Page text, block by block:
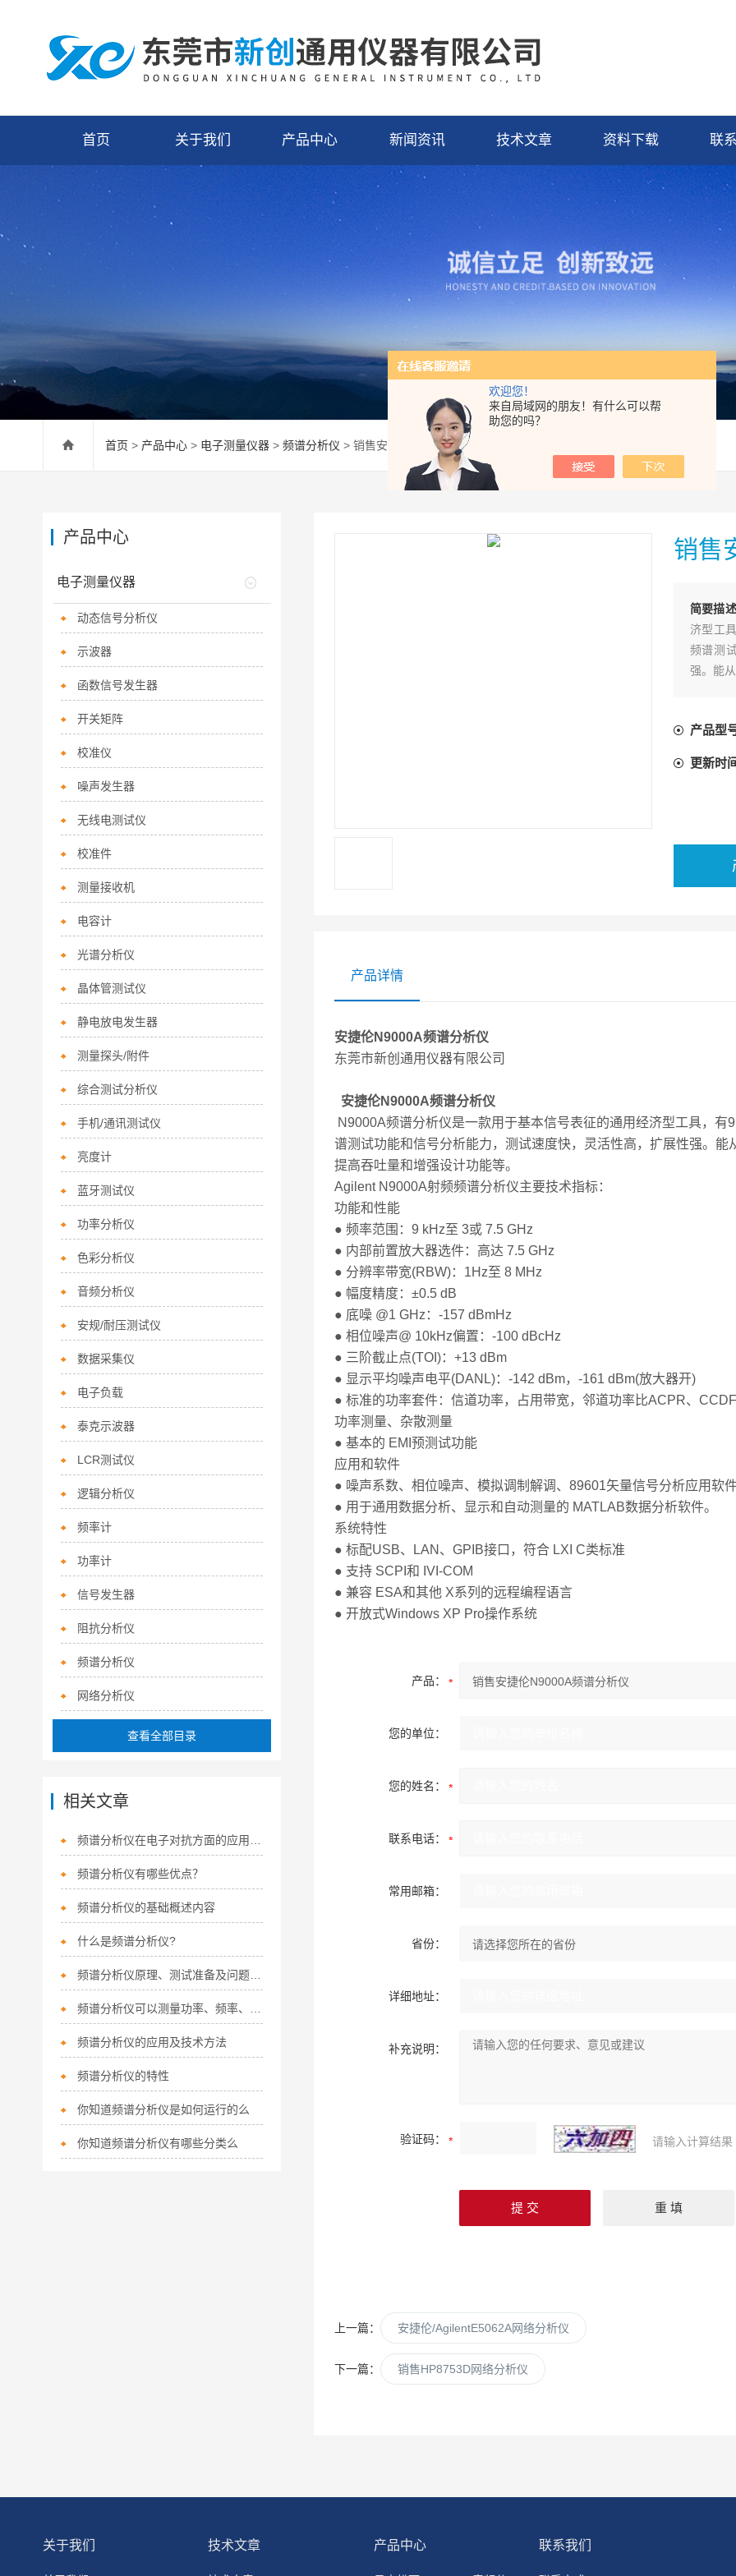
欢迎您！
来自局域网的朋友！有什么可以帮
助您的吗？
首页 关于我们 产品中心 新闻资讯 技术文章 资料下载 联
首页 > 产品中心 > 电子测量仪器 > 频谱分析仪 > 销售安捷伦N9000A频谱分析仪
销售
简要描
济型工
频谱测
强。能
产品型
更新时
产品详情
安捷伦N9000A频谱分析仪
东莞市新创通用仪器有限公司
安捷伦N9000A频谱分析仪
N9000A频谱分析仪是一款用于基本信号表征的通用经济型工具，
谱测试功能和信号分析能力，测试速度快，灵活性高，扩展性强。
提高吞吐量和增强设计功能等。
Agilent N9000A射频频谱分析仪主要技术指标：
功能和性能
● 频率范围：9 kHz至 3或 7.5 GHz
● 内部前置放大器选件：高达 7.5 GHz
● 分辨率带宽(RBW)：1Hz至 8 MHz
● 幅度精度：±0.5 dB
● 底噪 @1 GHz：-157 dBmHz
● 相位噪声@ 10kHz偏置：-100 dBcHz
● 三阶截止点(TOI)：+13 dBm
● 显示平均噪声电平(DANL)：-142 dBm，-161 dBm(放大器开)
● 标准的功率套件：信道功率，占用带宽，邻道功率比ACPR、
功率测量、杂散测量
● 基本的 EMI预测试功能
应用和软件
● 噪声系数、相位噪声、模拟调制解调、89601矢量信号分析应用软
● 用于通用数据分析、显示和自动测量的 MATLAB数据分析软件。
系统特性
● 标配USB、LAN、GPIB接口，符合 LXI C类标准
● 支持 SCPI和 IVI-COM
● 兼容 ESA和其他 X系列的远程编程语言
● 开放式Windows XP Pro操作系统
产品：
您的单位：
您的姓名：
联系电话：
常用邮箱：
省份：
详细地址：
补充说明：
验证码： 请输入计算结
上一篇： 安捷伦/AgilentE5062A网络分析仪
下一篇： 销售HP8753D网络分析仪
产品中心
电子测量仪器
动态信号分析仪
示波器
函数信号发生器
开关矩阵
校准仪
噪声发生器
无线电测试仪
校准件
测量接收机
电容计
光谱分析仪
晶体管测试仪
静电放电发生器
测量探头/附件
综合测试分析仪
手机/通讯测试仪
亮度计
蓝牙测试仪
功率分析仪
色彩分析仪
音频分析仪
安规/耐压测试仪
数据采集仪
电子负载
泰克示波器
LCR测试仪
逻辑分析仪
频率计
功率计
信号发生器
阻抗分析仪
频谱分析仪
网络分析仪
查看全部目录
相关文章
频谱分析仪有哪些优点？
频谱分析仪的基础概述内容
什么是频谱分析仪?
频谱分析仪原理、测试准备及问题方法
频谱分析仪的应用及技术方法
频谱分析仪的特性
你知道频谱分析仪是如何运行的么
你知道频谱分析仪有哪些分类么
关于我们 技术文章 产品中心 联系我们